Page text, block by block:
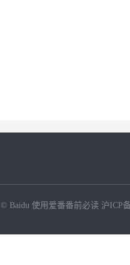
© Baidu 使用爱番番前必读 沪ICP